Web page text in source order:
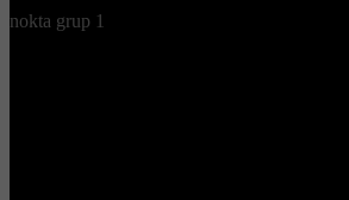
nokta grup 1